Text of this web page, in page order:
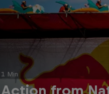
1 Min
Action from